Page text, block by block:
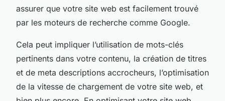
assurer que votre site web est facilement trouvé
par les moteurs de recherche comme Google.
Cela peut impliquer l’utilisation de mots-clés
pertinents dans votre contenu, la création de titres
et de meta descriptions accrocheurs, l’optimisation
de la vitesse de chargement de votre site web, et